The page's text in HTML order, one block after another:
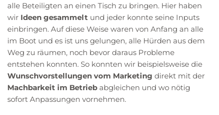
alle Beteiligten an einen Tisch zu bringen. Hier haben
wir Ideen gesammelt und jeder konnte seine Inputs
einbringen. Auf diese Weise waren von Anfang an alle
im Boot und es ist uns gelungen, alle Hürden aus dem
Weg zu räumen, noch bevor daraus Probleme
entstehen konnten. So konnten wir beispielsweise die
Wunschvorstellungen vom Marketing direkt mit der
Machbarkeit im Betrieb abgleichen und wo nötig
sofort Anpassungen vornehmen.